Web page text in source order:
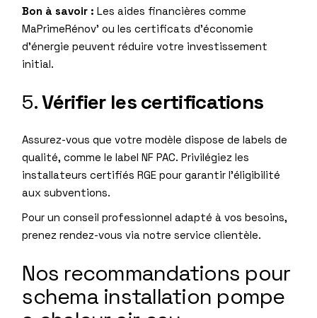
Bon à savoir : Les aides financières comme
MaPrimeRénov’ ou les certificats d’économie
d’énergie peuvent réduire votre investissement
initial.
5.Vérifier les certifications
Assurez-vous que votre modèle dispose de labels de
qualité, comme le label NF PAC. Privilégiez les
installateurs certifiés RGE pour garantir l’éligibilité
aux subventions.
Pour un conseil professionnel adapté à vos besoins,
prenez rendez-vous vianotre service clientèle.
Nos recommandations pour
schema installation pompe